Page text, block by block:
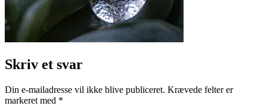
Skriv et svar
Din e-mailadresse vil ikke blive publiceret. Krævede felter er
markeret med *